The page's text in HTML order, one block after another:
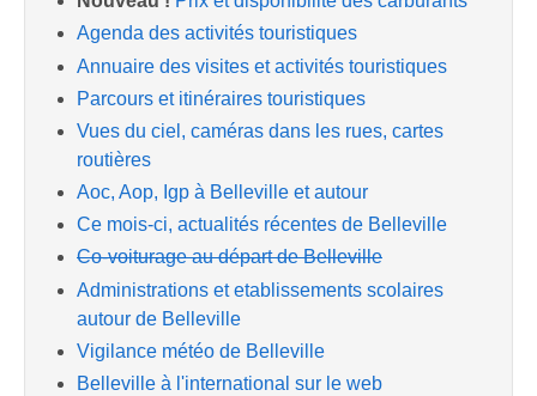
Agenda des activités touristiques
Annuaire des visites et activités touristiques
Parcours et itinéraires touristiques
Vues du ciel, caméras dans les rues, cartes
routières
Aoc, Aop, Igp à Belleville et autour
Ce mois-ci, actualités récentes de Belleville
Co-voiturage au départ de Belleville
Administrations et etablissements scolaires
autour de Belleville
Vigilance météo de Belleville
Belleville à l'international sur le web